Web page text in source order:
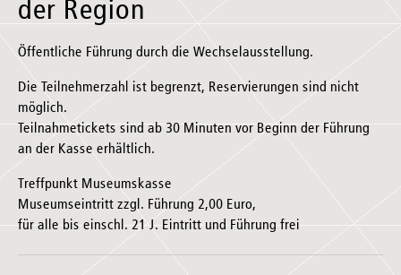
der Region
Öffentliche Führung durch die Wechselausstellung.
Die Teilnehmerzahl ist begrenzt, Reservierungen sind nicht
möglich.
Teilnahmetickets sind ab 30 Minuten vor Beginn der Führung
an der Kasse erhältlich.
Treffpunkt Museumskasse
Museumseintritt zzgl. Führung 2,00 Euro,
für alle bis einschl. 21 J. Eintritt und Führung frei